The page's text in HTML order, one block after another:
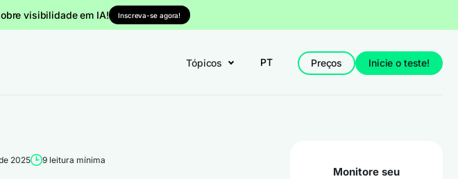
visibilidade em IA! Inscreva-se agora!
Tópicos PT Preços Inicie o teste!
2025 9 leitura mínima
Monitore seu